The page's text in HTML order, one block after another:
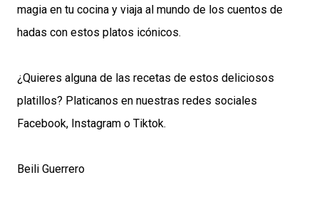
magia en tu cocina y viaja al mundo de los cuentos de
hadas con estos platos icónicos.
¿Quieres alguna de las recetas de estos deliciosos
platillos? Platicanos en nuestras redes sociales
Facebook, Instagram o Tiktok.
Beili Guerrero